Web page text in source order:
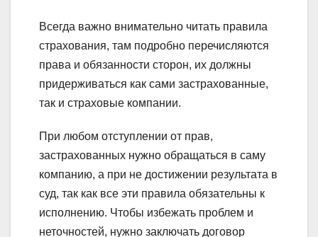
Всегда важно внимательно читать правила
страхования, там подробно перечисляются
права и обязанности сторон, их должны
придерживаться как сами застрахованные,
так и страховые компании.
При любом отступлении от прав,
застрахованных нужно обращаться в саму
компанию, а при не достижении результата в
суд, так как все эти правила обязательны к
исполнению. Чтобы избежать проблем и
неточностей, нужно заключать договор